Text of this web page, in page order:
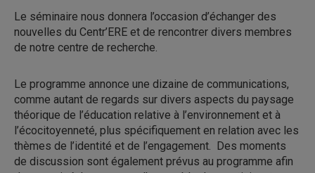
Le séminaire nous donnera l’occasion d’échanger des
nouvelles du Centr’ERE et de rencontrer divers membres
de notre centre de recherche.
Le programme annonce une dizaine de communications,
comme autant de regards sur divers aspects du paysage
théorique de l’éducation relative à l’environnement et à
l’écocitoyenneté, plus spécifiquement en relation avec les
thèmes de l’identité et de l’engagement. Des moments
de discussion sont également prévus au programme afin